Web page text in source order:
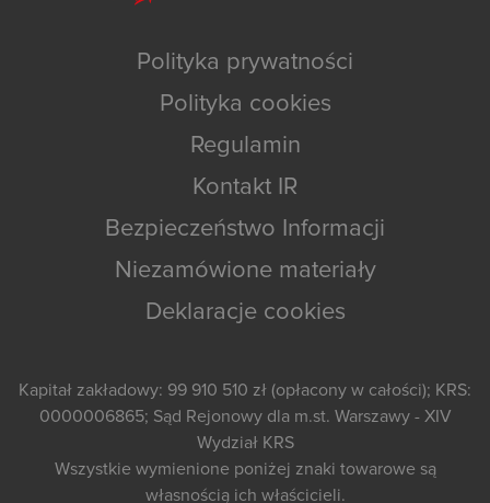
Polityka prywatności
Polityka cookies
Regulamin
Kontakt IR
Bezpieczeństwo Informacji
Niezamówione materiały
Deklaracje cookies
Kapitał zakładowy: 99 910 510 zł (opłacony w całości); KRS:
0000006865; Sąd Rejonowy dla m.st. Warszawy - XIV
Wydział KRS
Wszystkie wymienione poniżej znaki towarowe są
własnością ich właścicieli.